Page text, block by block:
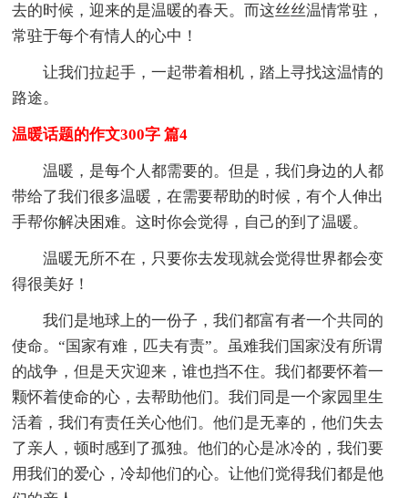
去的时候，迎来的是温暖的春天。而这丝丝温情常驻，
常驻于每个有情人的心中！
让我们拉起手，一起带着相机，踏上寻找这温情的
路途。
温暖话题的作文300字 篇4
温暖，是每个人都需要的。但是，我们身边的人都
带给了我们很多温暖，在需要帮助的时候，有个人伸出
手帮你解决困难。这时你会觉得，自己的到了温暖。
温暖无所不在，只要你去发现就会觉得世界都会变
得很美好！
我们是地球上的一份子，我们都富有者一个共同的
使命。“国家有难，匹夫有责”。虽难我们国家没有所谓
的战争，但是天灾迎来，谁也挡不住。我们都要怀着一
颗怀着使命的心，去帮助他们。我们同是一个家园里生
活着，我们有责任关心他们。他们是无辜的，他们失去
了亲人，顿时感到了孤独。他们的心是冰冷的，我们要
用我们的爱心，冷却他们的心。让他们觉得我们都是他